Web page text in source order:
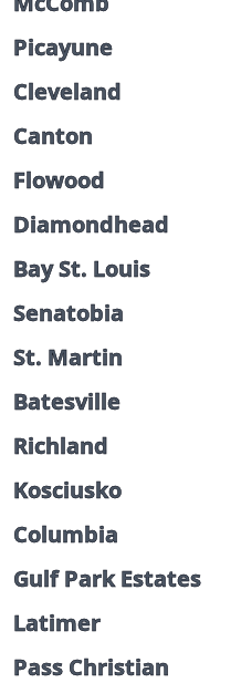
Picayune
Cleveland
Canton
Flowood
Diamondhead
Bay St. Louis
Senatobia
St. Martin
Batesville
Richland
Kosciusko
Columbia
Gulf Park Estates
Latimer
Pass Christian